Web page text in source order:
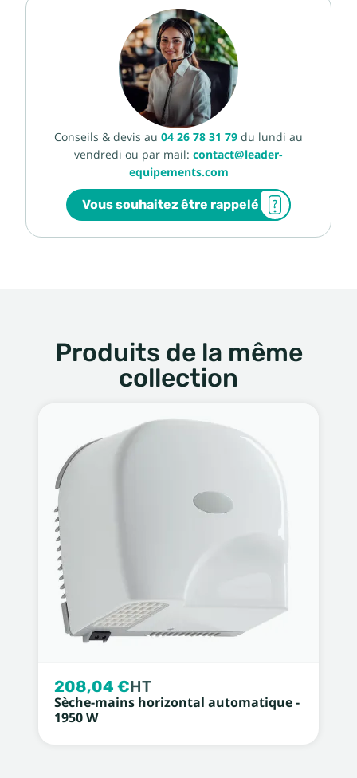
Conseils & devis au 04 26 78 31 79 du lundi au
vendredi ou par mail: contact@leader-
equipements.com
Vous souhaitez être rappelé
Produits de la même
collection
208,04 €HT
Sèche-mains horizontal automatique -
1950 W